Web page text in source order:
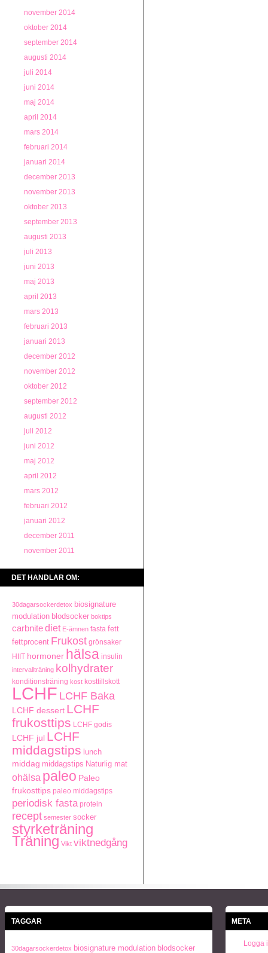
november 2014
oktober 2014
september 2014
augusti 2014
juli 2014
juni 2014
maj 2014
april 2014
mars 2014
februari 2014
januari 2014
december 2013
november 2013
oktober 2013
september 2013
augusti 2013
juli 2013
juni 2013
maj 2013
april 2013
mars 2013
februari 2013
januari 2013
december 2012
november 2012
oktober 2012
september 2012
augusti 2012
juli 2012
juni 2012
maj 2012
april 2012
mars 2012
februari 2012
januari 2012
december 2011
november 2011
DET HANDLAR OM:
30dagarsockerdetox biosignature
modulation blodsocker boktips
carbnitediet E-ämnen fasta fett
fettprocent Frukost grönsaker
HIIT hormoner hälsa insulin
intervallträning kolhydrater
konditionsträning kost kosttillskott
LCHF LCHF Baka
LCHF dessert LCHF
frukosttips LCHF godis
LCHF jul LCHF
middagstips lunch
middag middagstips Naturlig mat
ohälsa paleo Paleo
frukosttips paleo middagstips
periodisk fasta protein
recept semester socker
styrketräning
Träning Vikt viktnedgång
TAGGAR
30dagarsockerdetox biosignature modulation blodsocker
META
Logga